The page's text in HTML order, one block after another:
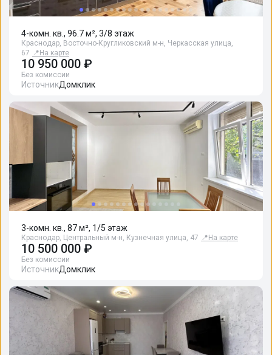
4-комн. кв., 96.7 м², 3/8 этаж
Краснодар, Восточно-Кругликовский м-н, Черкасская улица,
67 📍 На карте
10 950 000 ₽
Без комиссии
ИсточникДомклик
3-комн. кв., 87 м², 1/5 этаж
Краснодар, Центральный м-н, Кузнечная улица, 47 📍 На карте
10 500 000 ₽
Без комиссии
ИсточникДомклик